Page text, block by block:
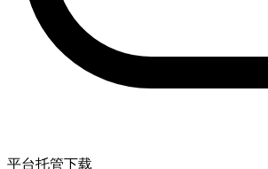
平台托管下载